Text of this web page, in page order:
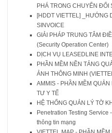
PHÁ TRONG CHUYỂN ĐỔI
[HDDT VIETTEL] _HƯỚNG
SINVOICE
GIẢI PHÁP TRUNG TÂM
(Security Operation Center)
DỊCH VỤ LEASEDLINE
PHẦN MỀM NỀN TẢNG
ẢNH THÔNG MINH
AMMIS - PHẦN MỀM
TƯ Y TẾ
HỆ THỐNG QUẢN LÝ TỜ
Penetration Testing Service
thông tin mạng